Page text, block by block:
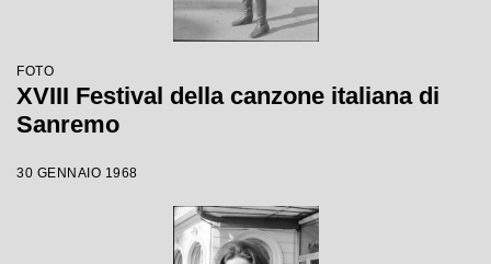
FOTO
XVIII Festival della canzone italiana di
Sanremo
30 GENNAIO 1968